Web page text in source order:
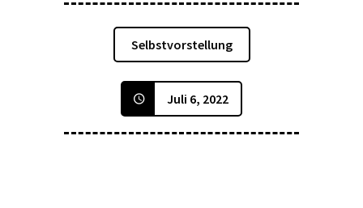
Selbstvorstellung
Juli 6, 2022